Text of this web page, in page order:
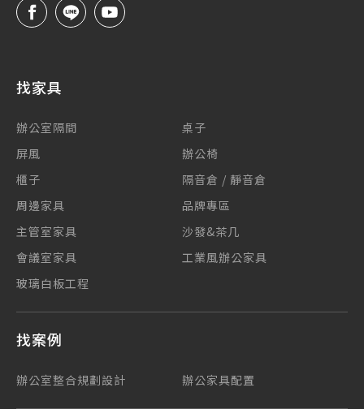
找家具
辦公室隔間
桌子
屏風
辦公椅
櫃子
隔音倉 / 靜音倉
周邊家具
品牌專區
主管室家具
沙發&茶几
會議室家具
工業風辦公家具
玻璃白板工程
找案例
辦公室整合規劃設計 辦公家具配置